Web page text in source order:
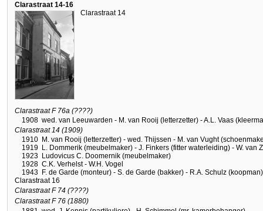
Clarastraat 14-16
Clarastraat 14
Clarastraat F 76a (????)
1908 wed. van Leeuwarden - M. van Rooij (letterzetter) - A.L. Vaas
Clarastraat 14 (1909)
1910 M. van Rooij (letterzetter) - wed. Thijssen - M. van Vught
1919 L. Dommerik (meubelmaker) - J. Finkers (fitter waterleiding) - W. van
1923 Ludovicus C. Doomernik (meubelmaker)
1928 C.K. Verhelst - W.H. Vogel
1943 F. de Garde (monteur) - S. de Garde (bakker) - R.A. Schulz (koopman)
Clarastraat 16
Clarastraat F 74 (????)
Clarastraat F 76 (1880)